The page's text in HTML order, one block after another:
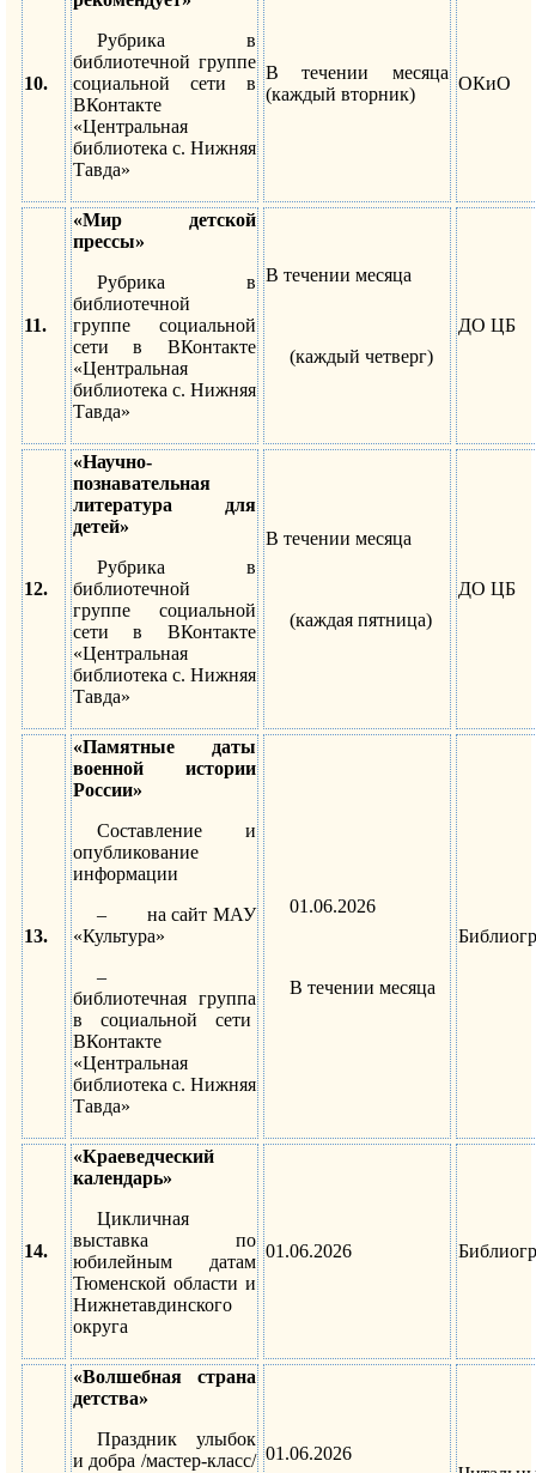
10.
Рубрика в
библиотечной группе
социальной сети в
ВКонтакте
«Центральная
библиотека с. Нижняя
Тавда»
В течении месяца
(каждый вторник)
ОКиО
11.
«Мир детской
прессы»
Рубрика в
библиотечной
группе социальной
сети в ВКонтакте
«Центральная
библиотека с. Нижняя
Тавда»
В течении месяца
(каждый четверг)
ДО ЦБ
12.
«Научно-
познавательная
литература для
детей»
Рубрика в
библиотечной
группе социальной
сети в ВКонтакте
«Центральная
библиотека с. Нижняя
Тавда»
В течении месяца
(каждая пятница)
ДО ЦБ
13.
«Памятные даты
военной истории
России»
Составление и
опубликование
информации
– на сайт МАУ
«Культура»
–
библиотечная группа
в социальной сети
ВКонтакте
«Центральная
библиотека с. Нижняя
Тавда»
01.06.2026
В течении месяца
14.
«Краеведческий
календарь»
Цикличная
выставка по
юбилейным датам
Тюменской области и
Нижнетавдинского
округа
01.06.2026
«Волшебная страна
детства»
Праздник улыбок
и добра /мастер-класс/ 01.06.2026